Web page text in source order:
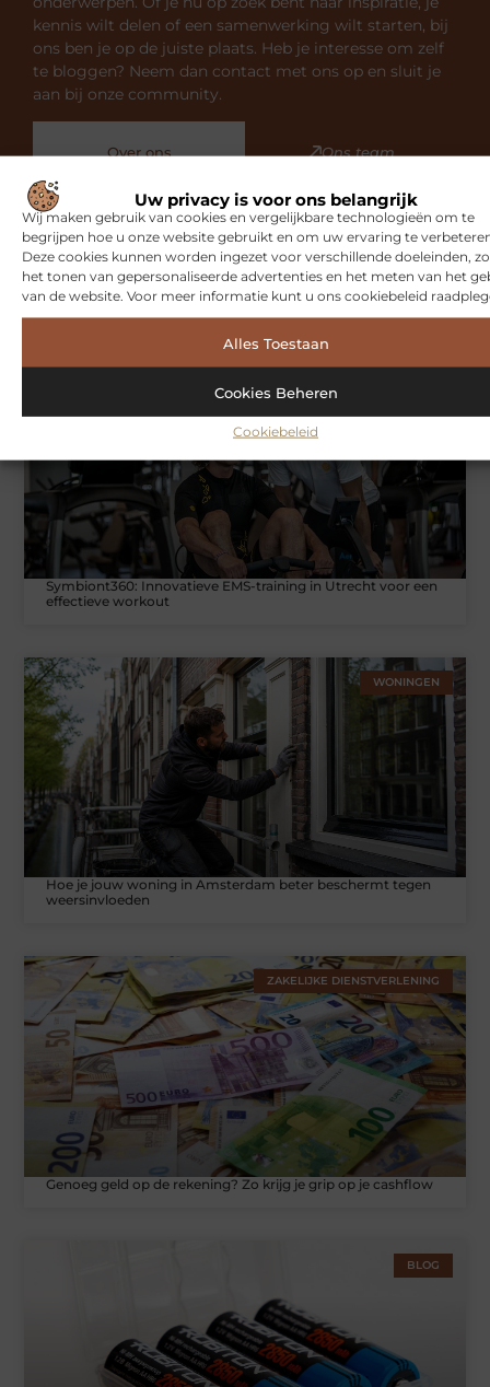
Uw privacy is voor ons belangrijk
Wij maken gebruik van cookies en vergelijkbare technologieën om te
begrijpen hoe u onze website gebruikt en om uw ervaring te
Deze cookies kunnen worden ingezet voor verschillende doeleinden,
het tonen van gepersonaliseerde advertenties en het meten van het
van de website. Voor meer informatie kunt u ons cookiebeleid
Alles Toestaan
Cookies Beheren
Cookiebeleid
kennis wilt delen of een samenwerking wilt starten, bij
ons ben je op de juiste plaats. Heb je interesse om zelf
te bloggen? Neem dan contact met ons op en sluit je
aan bij onze community.
Over ons Ons team
Gerelateerde artikelendie u
mogelijk interesseren
Symbiont360: Innovatieve EMS-training in Utrecht voor een
effectieve workout
WONINGEN
Hoe je jouw woning in Amsterdam beter beschermt tegen
weersinvloeden
ZAKELIJKE DIENSTVERLENING
Genoeg geld op de rekening? Zo krijg je grip op je cashflow
BLOG